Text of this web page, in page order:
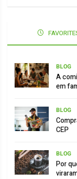
BLOG
A
em
BLOG
CEP
BLOG
Por